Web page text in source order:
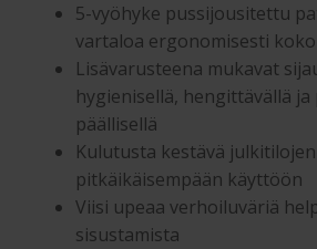
5-vyöhyke pussijousitettu
vartaloa ergonomisesti
Lisävarusteena mukavat
hygienisellä, hengittävällä ja
päällisellä
Kulutusta kestävä
pitkäikäisempään käyttöön
Viisi upeaa verhoiluväriä
sisustamista